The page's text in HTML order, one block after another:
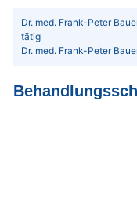
Dr. med. Frank-Peter
tätig
Dr. med. Frank-Peter